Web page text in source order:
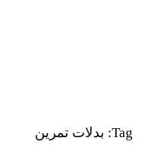
Tag: بدلات تمرين